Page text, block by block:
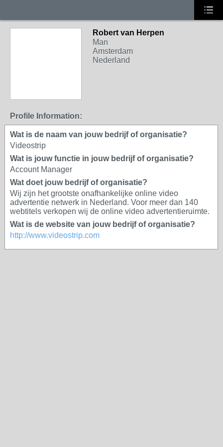
Robert van Herpen
Man
Amsterdam
Nederland
Profile Information:
Wat is de naam van jouw bedrijf of organisatie?
Videostrip
Wat is jouw functie in jouw bedrijf of organisatie?
Account Manager
Wat doet jouw bedrijf of organisatie?
Wij zijn het grootste onafhankelijke online video
advertentie netwerk in Nederland. Voor meer dan 140
webtitels verkopen wij de online video advertentieruimte.
Wat is de website van jouw bedrijf of organisatie?
http://www.videostrip.com